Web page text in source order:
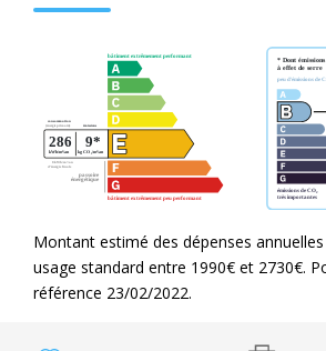
Montant estimé des dépenses
usage standard entre 1990€ et 2730€.
référence 23/02/2022.